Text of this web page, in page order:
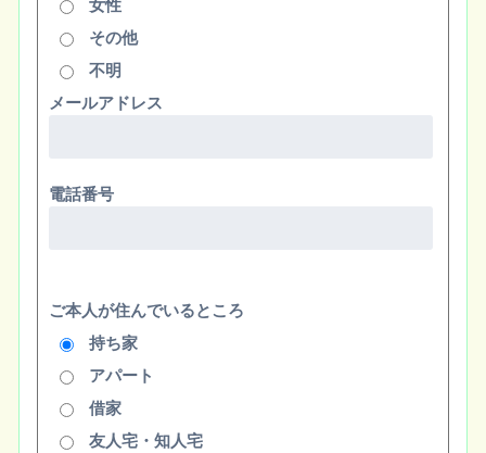
女性
その他
不明
メールアドレス
電話番号
ご本人が住んでいるところ
持ち家
アパート
借家
友人宅・知人宅